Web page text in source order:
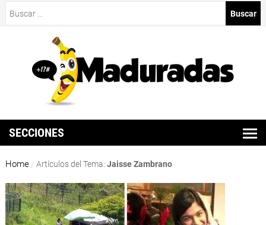
SECCIONES
Home / Artículos del Tema: Jaisse Zambrano